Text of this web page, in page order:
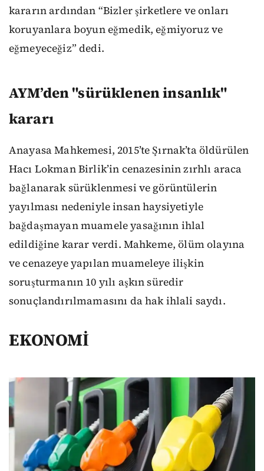
kararın ardından “Bizler şirketlere ve onları
koruyanlara boyun eğmedik, eğmiyoruz ve
eğmeyeceğiz” dedi.
AYM’den "sürüklenen insanlık"
kararı
Anayasa Mahkemesi, 2015’te Şırnak’ta öldürülen
Hacı Lokman Birlik’in cenazesinin zırhlı araca
bağlanarak sürüklenmesi ve görüntülerin
yayılması nedeniyle insan haysiyetiyle
bağdaşmayan muamele yasağının ihlal
edildiğine karar verdi. Mahkeme, ölüm olayına
ve cenazeye yapılan muameleye ilişkin
soruşturmanın 10 yılı aşkın süredir
sonuçlandırılmamasını da hak ihlali saydı.
EKONOMİ